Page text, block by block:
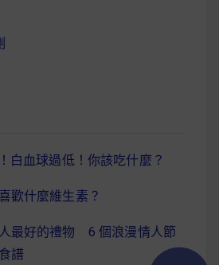
白血球過低！你該吃什麼？
歡什麼維生素？
最好的禮物 6 個浪漫情人節
譜